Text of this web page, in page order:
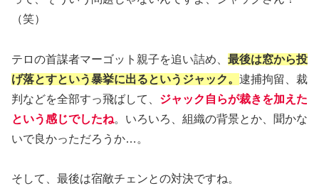
（笑）
テロの首謀者マーゴット親子を追い詰め、 最後は窓から投
げ落とすという暴挙に出るというジャック。 逮捕拘留、裁
判などを全部すっ飛ばして、 ジャック自らが裁きを加えた
という感じでしたね。いろいろ、組織の背景とか、聞かな
いで良かっただろうか…。
そして、最後は宿敵チェンとの対決ですね。